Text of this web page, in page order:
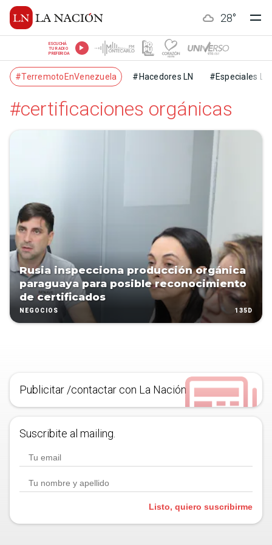
28°
ESCUCHÁ
TU RADIO
PREFERIDA
#TerremotoEnVenezuela #Hacedores LN #Especiales LN
#certificaciones orgánicas
Rusia inspecciona producción orgánica
paraguaya para posible reconocimiento
de certificados
NEGOCIOS 135D
Publicitar /contactar con La Nación
Suscribite al mailing.
Listo, quiero suscribirme